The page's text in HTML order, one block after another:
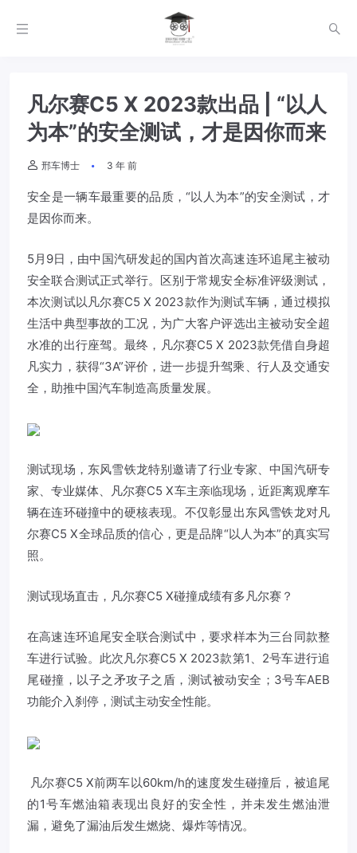
凡尔赛C5 X 2023款出品 | “以人
为本”的安全测试，才是因你而来
邢车博士 3 年 前
安全是一辆车最重要的品质，“以人为本”的安全测试，才
是因你而来。
5月9日，由中国汽研发起的国内首次高速连环追尾主被动
安全联合测试正式举行。区别于常规安全标准评级测试，
本次测试以凡尔赛C5 X 2023款作为测试车辆，通过模拟
生活中典型事故的工况，为广大客户评选出主被动安全超
水准的出行座驾。最终，凡尔赛C5 X 2023款凭借自身超
凡实力，获得“3A”评价，进一步提升驾乘、行人及交通安
全，助推中国汽车制造高质量发展。
测试现场，东风雪铁龙特别邀请了行业专家、中国汽研专
家、专业媒体、凡尔赛C5 X车主亲临现场，近距离观摩车
辆在连环碰撞中的硬核表现。不仅彰显出东风雪铁龙对凡
尔赛C5 X全球品质的信心，更是品牌“以人为本”的真实写
照。
测试现场直击，凡尔赛C5 X碰撞成绩有多凡尔赛？
在高速连环追尾安全联合测试中，要求样本为三台同款整
车进行试验。此次凡尔赛C5 X 2023款第1、2号车进行追
尾碰撞，以子之矛攻子之盾，测试被动安全；3号车AEB
功能介入刹停，测试主动安全性能。
凡尔赛C5 X前两车以60km/h的速度发生碰撞后，被追尾
的1号车燃油箱表现出良好的安全性，并未发生燃油泄
漏，避免了漏油后发生燃烧、爆炸等情况。